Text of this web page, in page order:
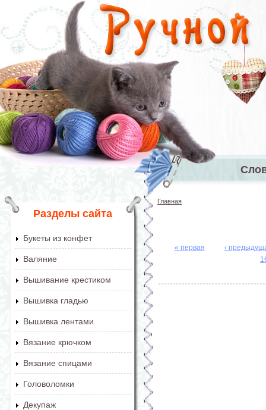
Перейти к основному содержанию
Главное
Разделы сайта
Букеты из конфет
Валяние
Вышивание крестиком
Вышивка гладью
Вышивка лентами
Вязание крючком
Вязание спицами
Головоломки
Декупаж
Главная
« первая
‹